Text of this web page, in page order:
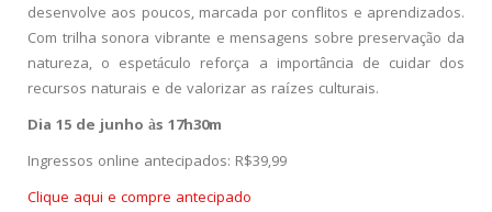
desenvolve aos poucos, marcada por conflitos e aprendizados.
Com trilha sonora vibrante e mensagens sobre preservação da
natureza, o espetáculo reforça a importância de cuidar dos
recursos naturais e de valorizar as raízes culturais.
Dia 15 de junho às 17h30m
Ingressos online antecipados: R$39,99
Clique aqui e compre antecipado